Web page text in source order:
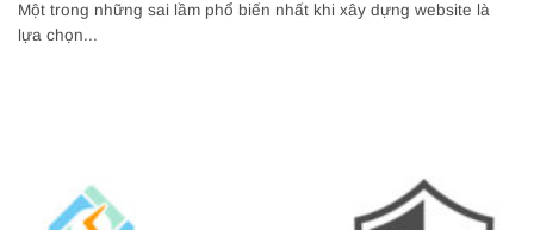
Một trong những sai lầm phổ biến nhất khi xây dựng website là
lựa chọn...